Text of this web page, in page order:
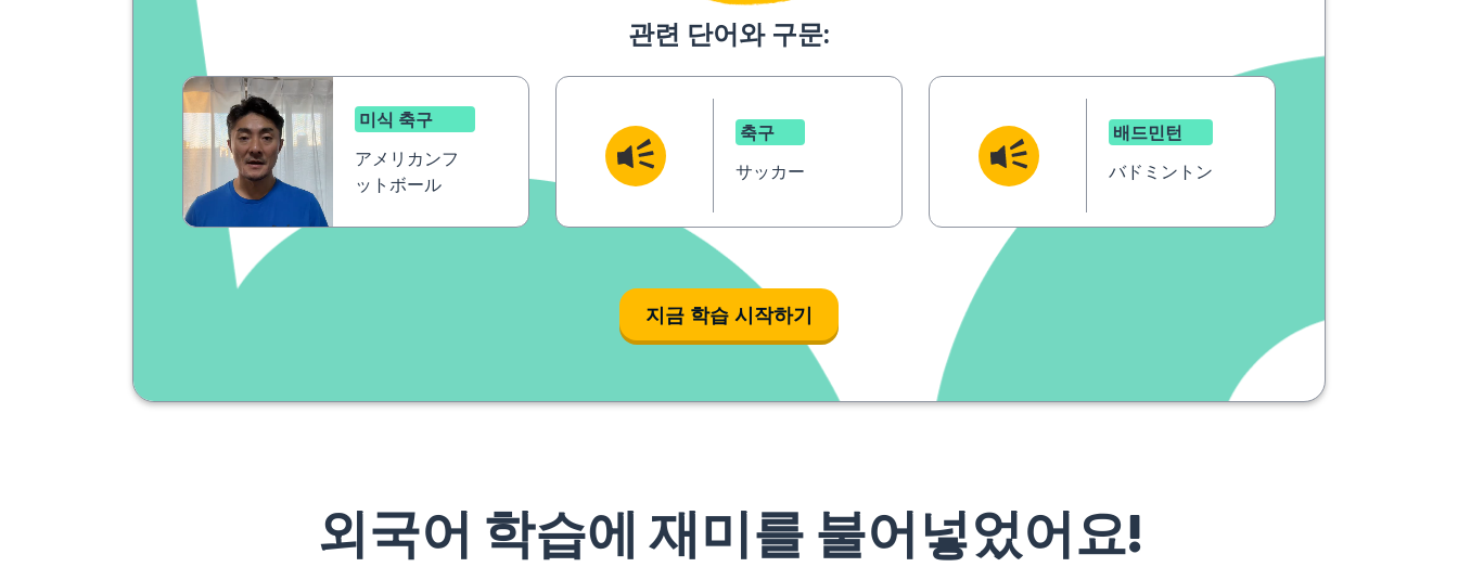
관련 단어와 구문:
미식 축구
アメリカンフ
ットボール
축구
サッカー
배드민턴
バドミントン
지금 학습 시작하기
외국어 학습에 재미를 불어넣었어요!